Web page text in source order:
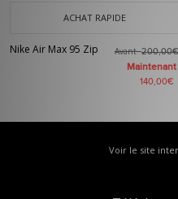
ACHAT RAPIDE
Nike Air Max 95 Zip Avant200,00€
Maintenant
140,00€
Voir le site